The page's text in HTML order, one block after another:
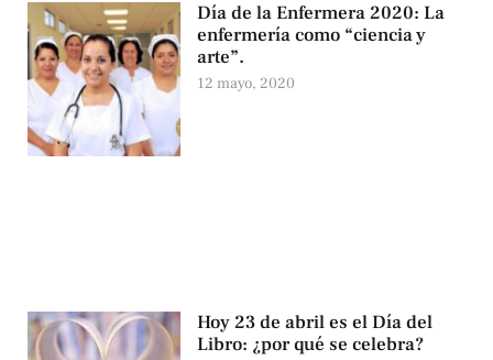
Día de la Enfermera 2020: La
enfermería como “ciencia y
arte”.
12 mayo, 2020
Hoy 23 de abril es el Día del
Libro: ¿por qué se celebra?